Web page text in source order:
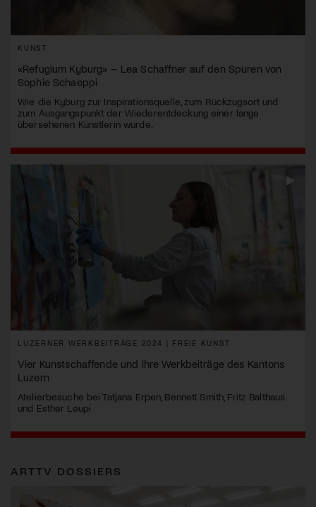
KUNST
«Refugium Kyburg» – Lea Schaffner auf den Spuren von
Sophie Schaeppi
Wie die Kyburg zur Inspirationsquelle, zum Rückzugsort und
zum Ausgangspunkt der Wiederentdeckung einer lange
übersehenen Künstlerin wurde.
LUZERNER WERKBEITRÄGE 2024 | FREIE KUNST
Vier Kunstschaffende und ihre Werkbeiträge des Kantons
Luzern
Atelierbesuche bei Tatjana Erpen, Bennett Smith, Fritz Balthaus
und Esther Leupi
ARTTV DOSSIERS